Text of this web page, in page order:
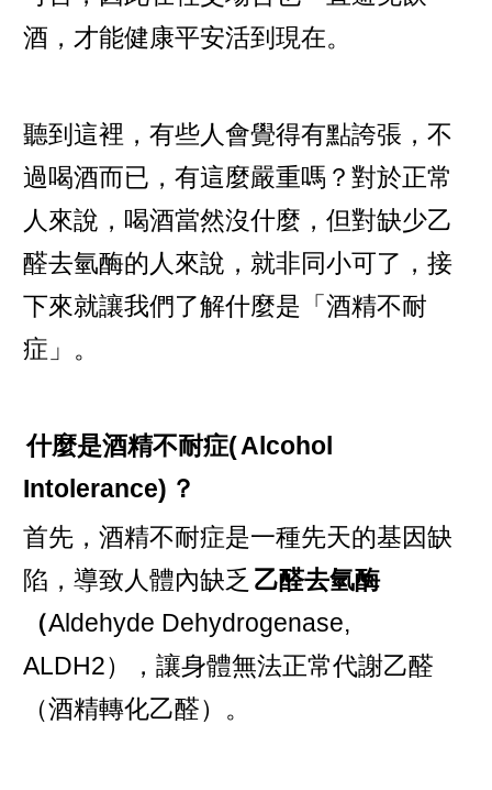
酒，才能健康平安活到現在。
聽到這裡，有些人會覺得有點誇張，不
過喝酒而已，有這麼嚴重嗎？對於正常
人來說，喝酒當然沒什麼，但對缺少乙
醛去氫酶的人來說，就非同小可了，接
下來就讓我們了解什麼是「酒精不耐
症」。
什麼是酒精不耐症(Alcohol
Intolerance) ？
首先，酒精不耐症是一種先天的基因缺
陷，導致人體內缺乏 乙醛去氫酶
（Aldehyde Dehydrogenase,
ALDH2），讓身體無法正常代謝乙醛
（酒精轉化乙醛）。